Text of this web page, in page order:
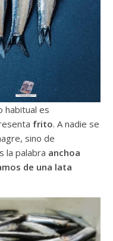
habitual es
frito. A nadie se
sino de
la palabra anchoa
de una lata